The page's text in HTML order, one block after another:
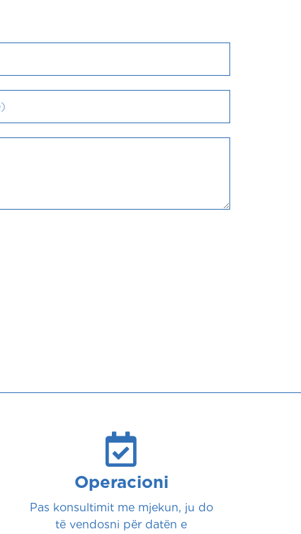
Operacioni
Pas konsultimit me mjekun, ju do
të vendosni për datën e